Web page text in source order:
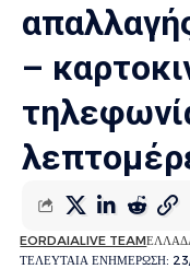
–
ΤΕΛΕΥΤΑΙΑ ΕΝΗΜΕΡΩΣΗ:
EORDAIALIVE TEAM